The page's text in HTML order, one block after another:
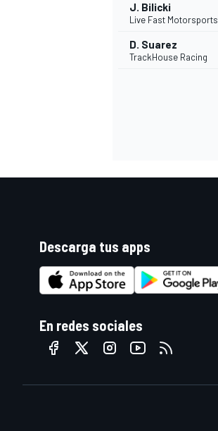
J. Bilicki
Live Fast Motorsports
D. Suarez
TrackHouse Racing
Descarga tus apps
En redes sociales